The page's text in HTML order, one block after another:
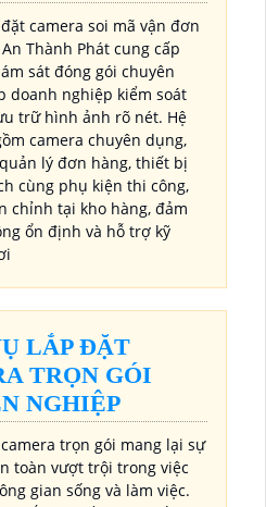
camera soi mã vận đơn
Thành Phát cung cấp
sát đóng gói chuyên
doanh nghiệp kiểm soát
trữ hình ảnh rõ nét. Hệ
camera chuyên dụng,
lý đơn hàng, thiết bị
cùng phụ kiện thi công,
chỉnh tại kho hàng, đảm
ổn định và hỗ trợ kỹ
LẮP ĐẶT
TRỌN GÓI
NGHIỆP
trọn gói mang lại sự
toàn vượt trội trong việc
gian sống và làm việc.